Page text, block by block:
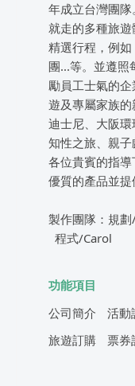
年成立台灣團
就走的多種旅
精選行程，例
團...等。並遵照
勵員工士氣的
遊及專屬家族
迪士尼、大阪
知性之旅、親
各位貴賓的指
優質的產品並提
製作團隊：規
程式/Carol
功能項目
公司簡介
活動
旅遊訂購
票券